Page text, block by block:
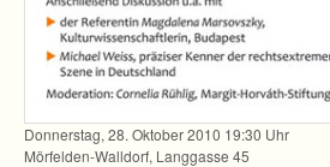
Don­ners­tag, 28. Okto­ber 2010 19:30 Uhr
Mörfelden-Walldorf, Lang­gasse 45